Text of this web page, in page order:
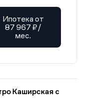
Ипотека от
87 967 ₽/
мес.
Каширская с